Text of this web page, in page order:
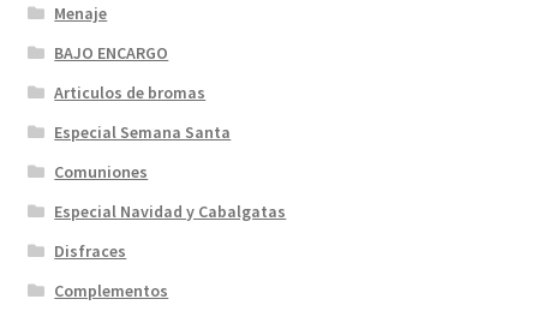
Menaje
BAJO ENCARGO
Articulos de bromas
Especial Semana Santa
Comuniones
Especial Navidad y Cabalgatas
Disfraces
Complementos